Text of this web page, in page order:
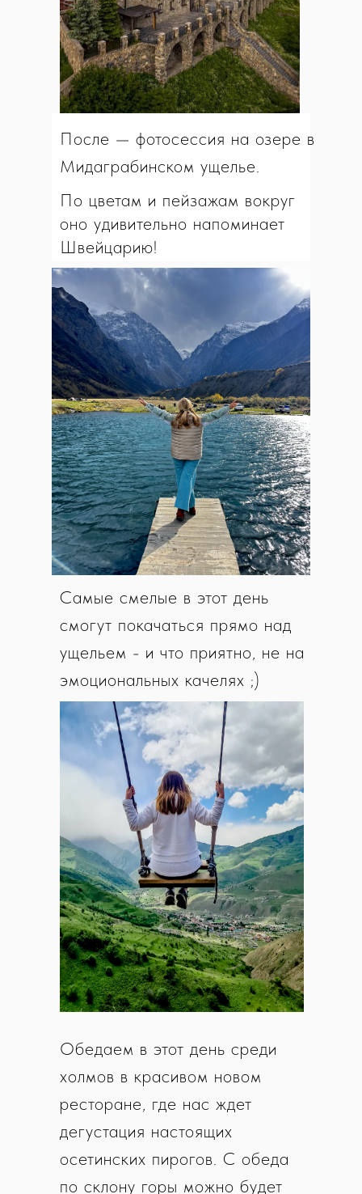
После — фотосессия на озере в
Мидаграбинском ущелье.
Самые смелые в этот день
смогут покачаться прямо над
ущельем - и что приятно, не на
эмоциональных качелях ;)
По цветам и пейзажам вокруг
оно удивительно напоминает
Швейцарию!
Обедаем в этот день среди
холмов в красивом новом
ресторане, где нас ждет
дегустация настоящих
осетинских пирогов. С обеда
по склону горы можно будет